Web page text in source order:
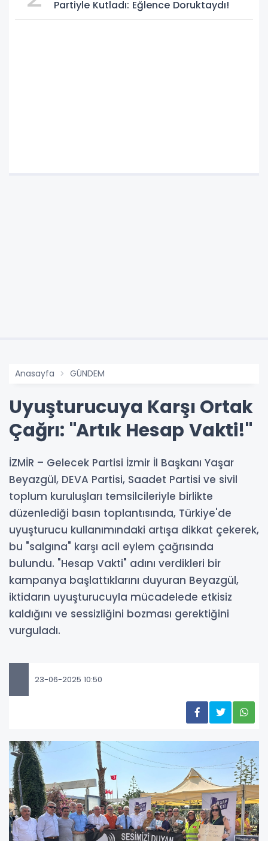
Partiyle Kutladı: Eğlence Doruktaydı!
Anasayfa GÜNDEM
Uyuşturucuya Karşı Ortak
Çağrı: "Artık Hesap Vakti!"
İZMİR – Gelecek Partisi İzmir İl Başkanı Yaşar
Beyazgül, DEVA Partisi, Saadet Partisi ve sivil
toplum kuruluşları temsilcileriyle birlikte
düzenlediği basın toplantısında, Türkiye'de
uyuşturucu kullanımındaki artışa dikkat çekerek,
bu "salgına" karşı acil eylem çağrısında
bulundu. "Hesap Vakti" adını verdikleri bir
kampanya başlattıklarını duyuran Beyazgül,
iktidarın uyuşturucuyla mücadelede etkisiz
kaldığını ve sessizliğini bozması gerektiğini
vurguladı.
23-06-2025 10:50